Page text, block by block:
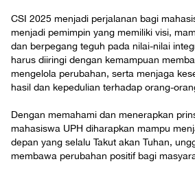
CSI 2025 menjadi perjalanan bagi
menjadi pemimpin yang memiliki visi,
dan berpegang teguh pada nilai-nilai
harus diiringi dengan kemampuan
mengelola perubahan, serta menjaga
hasil dan kepedulian terhadap orang-
Dengan memahami dan menerapkan
mahasiswa UPH diharapkan mampu
depan yang selalu Takut akan Tuhan,
membawa perubahan positif bagi